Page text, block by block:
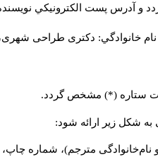
و آدرس پست الكترونيكي
خانوادگي: دکتری طراحی شهری،
ستاره (*) مشخص گردد.
به شکل زیر ارائه شود:
نام‌خانوادگی مترجم)، شماره